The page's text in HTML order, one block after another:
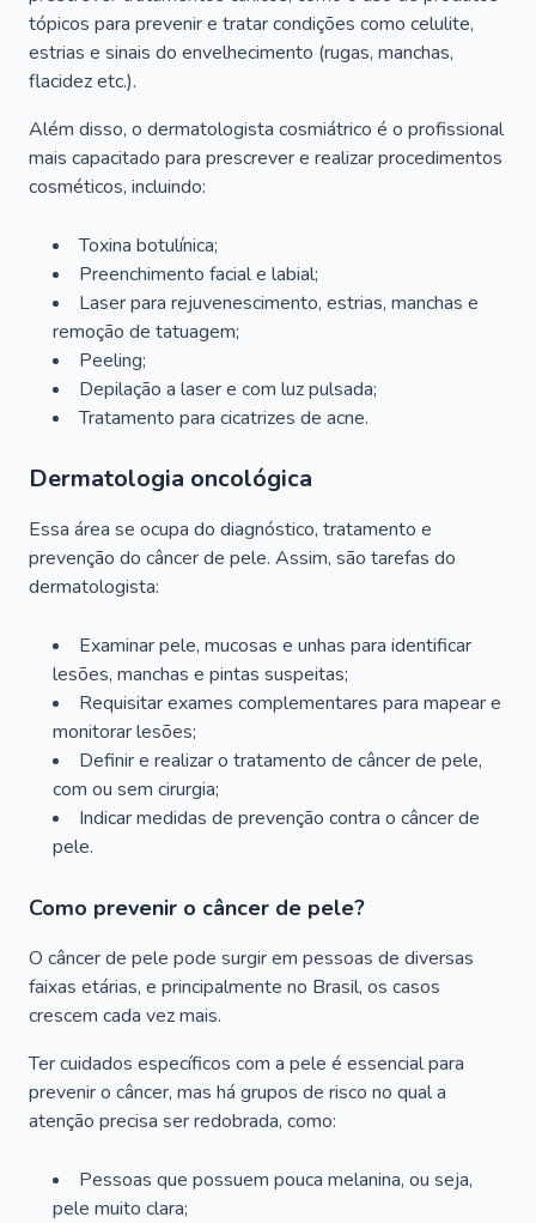
tópicos para prevenir e tratar condições como celulite,
estrias e sinais do envelhecimento (rugas, manchas,
flacidez etc.).
Além disso, o dermatologista cosmiátrico é o profissional
mais capacitado para prescrever e realizar procedimentos
cosméticos, incluindo:
Toxina botulínica;
Preenchimento facial e labial;
Laser para rejuvenescimento, estrias, manchas e
remoção de tatuagem;
Peeling;
Depilação a laser e com luz pulsada;
Tratamento para cicatrizes de acne.
Dermatologia oncológica
Essa área se ocupa do diagnóstico, tratamento e
prevenção do câncer de pele. Assim, são tarefas do
dermatologista:
Examinar pele, mucosas e unhas para identificar
lesões, manchas e pintas suspeitas;
Requisitar exames complementares para mapear e
monitorar lesões;
Definir e realizar o tratamento de câncer de pele,
com ou sem cirurgia;
Indicar medidas de prevenção contra o câncer de
pele.
Como prevenir o câncer de pele?
O câncer de pele pode surgir em pessoas de diversas
faixas etárias, e principalmente no Brasil, os casos
crescem cada vez mais.
Ter cuidados específicos com a pele é essencial para
prevenir o câncer, mas há grupos de risco no qual a
atenção precisa ser redobrada, como:
Pessoas que possuem pouca melanina, ou seja,
pele muito clara;